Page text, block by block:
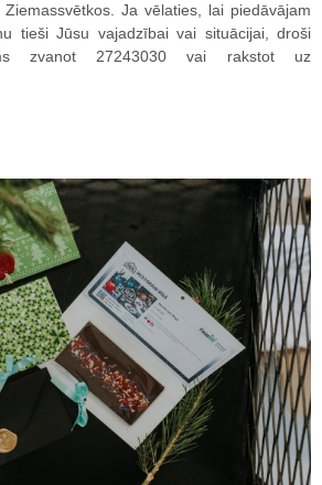
Ja vēlaties, lai piedāvājam
tieši Jūsu vajadzībai vai situācijai, droši
zvanot 27243030 vai rakstot uz